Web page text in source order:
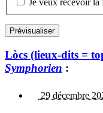
Lòcs (lieux-dits =
Symphorien :
29 décembre